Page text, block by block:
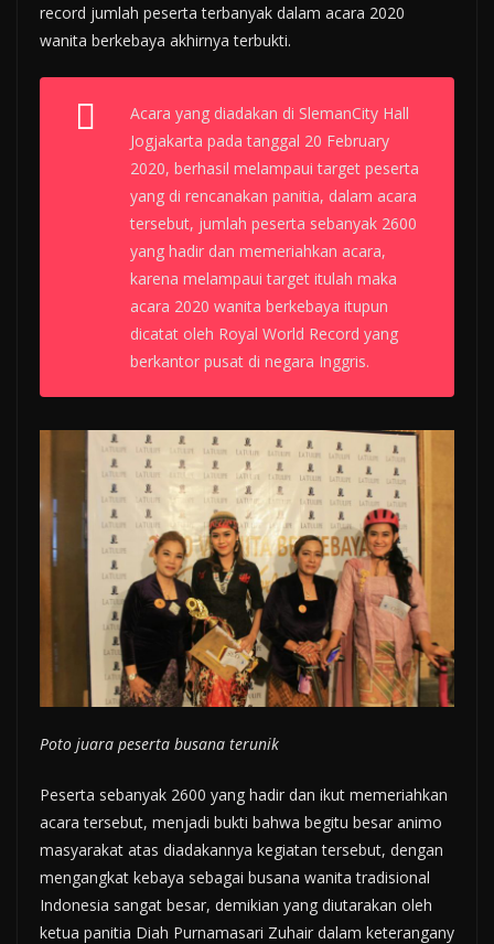
record jumlah peserta terbanyak dalam acara 2020
wanita berkebaya akhirnya terbukti.
Acara yang diadakan di SlemanCity Hall
Jogjakarta pada tanggal 20 February
2020, berhasil melampaui target peserta
yang di rencanakan panitia, dalam acara
tersebut, jumlah peserta sebanyak 2600
yang hadir dan memeriahkan acara,
karena melampaui target itulah maka
acara 2020 wanita berkebaya itupun
dicatat oleh Royal World Record yang
berkantor pusat di negara Inggris.
Poto juara peserta busana terunik
Peserta sebanyak 2600 yang hadir dan ikut memeriahkan
acara tersebut, menjadi bukti bahwa begitu besar animo
masyarakat atas diadakannya kegiatan tersebut, dengan
mengangkat kebaya sebagai busana wanita tradisional
Indonesia sangat besar, demikian yang diutarakan oleh
ketua panitia Diah Purnamasari Zuhair dalam keterangany